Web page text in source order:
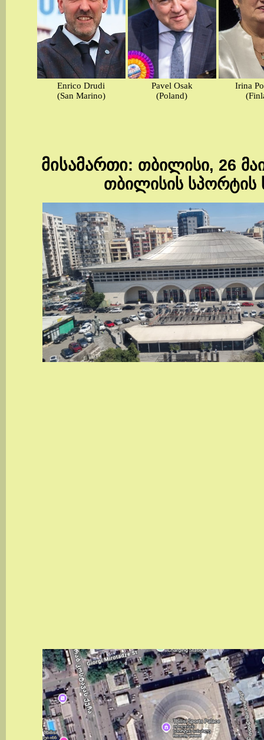
Enrico Drudi
(San Marino)
Pavel Osak
(Poland)
Irina
მისამართი: თბილისი, 26
თბილისის სპორტის